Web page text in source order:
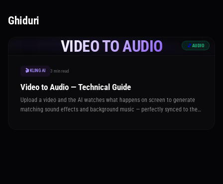
Ghiduri
VIDEO TO AUDIO 🎵 AUDIO
🎬 KLING AI 3 min read
Video to Audio — Technical Guide
Upload a video and the AI watches what happens on screen to generate
matching sound effects and background music — perfectly synced to the